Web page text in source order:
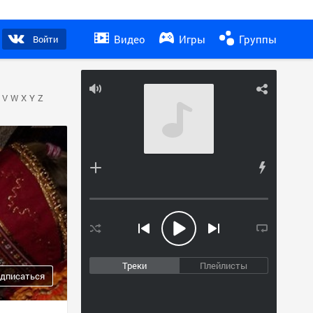
Войти Видео Игры Группы
Треки Плейлисты
V W X Y Z